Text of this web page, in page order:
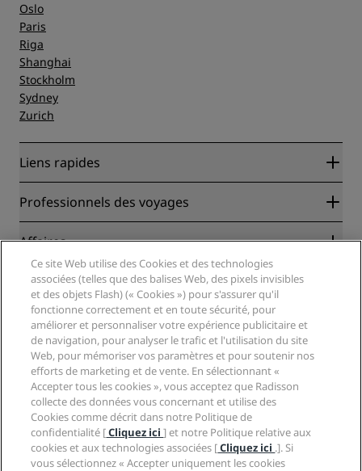
Oslo
Paris
Riga
Shanghai
Stockholm
Sydney
Zurich
Liens rapides
Radisson Rewards
Blog
Nouveaux et futurs hôtels
Application Radisson Hotels
Hôtels adaptés aux sportifs
Hôtels adaptés aux Familles
Santé et sécurité
Professionnels des voyages
Partenaires
Agents de voyages
Affaires
Radisson Hotel Group
Médias
Carrières RHG
Carrières PPHE
Carrières EHL
The Club by RHG
Opportunités de développement
Entreprise responsable
Approvisionnement
Légal
Centre de confidentialité
Mentions légales
Conditions générales Radisson Rewards
Contrat d’utilisation du site
Accessibilité numérique
Déclaration sur l’esclavage moderne
Aide
Avis aux consommateurs
Contact
FAQ
Plan du site
Médias sociaux
Marques Radisson Hotels
Ce site Web utilise des Cookies et des technologies
associées (telles que des balises Web, des pixels invisibles
et des objets Flash) (« Cookies ») pour s'assurer qu'il
fonctionne correctement et en toute sécurité, pour
améliorer et personnaliser votre expérience publicitaire et
de navigation, pour analyser le trafic et l'utilisation du site
Web, pour mémoriser vos paramètres et pour soutenir nos
efforts de marketing et de vente. En sélectionnant «
Accepter tous les cookies », vous acceptez que Radisson
collecte des données vous concernant et utilise des
Cookies comme décrit dans notre Politique de
confidentialité [Cliquez ici] et notre Politique relative aux
cookies et aux technologies associées [Cliquez ici .]. Si
vous sélectionnez « Accepter uniquement les cookies